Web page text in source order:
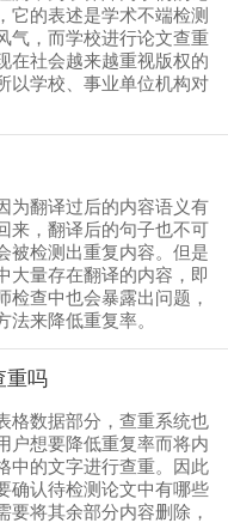
它的表述是学术不端检测
气，而学校进行论文查重
在社会越来越重视版权的
以学校、事业单位机构对
为翻译过后的内容语义有
来，翻译后的句子也不可
被检测出重复内容。但是
大量存在翻译的内容，即
检查中也会暴露出问题，
来降低重复率。
重吗
格数据部分，查重系统也
户想要降低重复率而将内
中的文字进行查重。因此
确认待检测论文中有哪些
要将其余部分内容删除，